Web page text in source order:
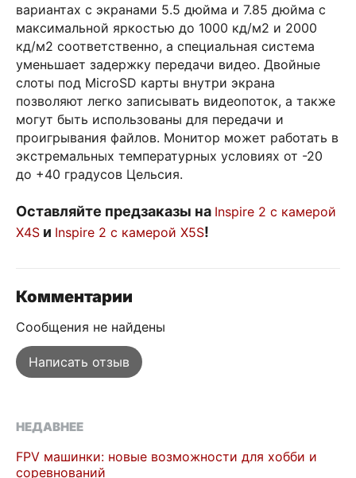
вариантах с экранами 5.5 дюйма и 7.85 дюйма с
максимальной яркостью до 1000 кд/м2 и 2000
кд/м2 соответственно, а специальная система
уменьшает задержку передачи видео. Двойные
слоты под MicroSD карты внутри экрана
позволяют легко записывать видеопоток, а также
могут быть использованы для передачи и
проигрывания файлов. Монитор может работать в
экстремальных температурных условиях от -20
до +40 градусов Цельсия.
Оставляйте предзаказы на Inspire 2 с камерой
X4S и Inspire 2 с камерой X5S!
Комментарии
Сообщения не найдены
Написать отзыв
НЕДАВНЕЕ
FPV машинки: новые возможности для хобби и
соревнований